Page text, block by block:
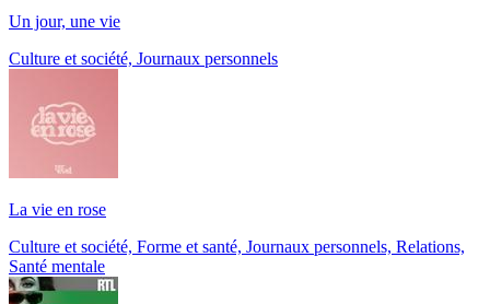
Un jour, une vie
Culture et société, Journaux personnels
La vie en rose
Culture et société, Forme et santé, Journaux personnels, Relations,
Santé mentale